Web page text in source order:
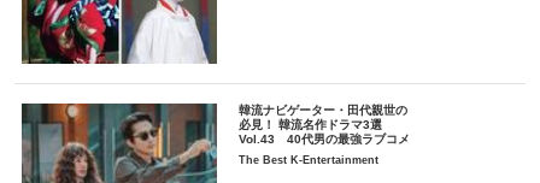
韓流ナビゲーター・田代親世の
必見！ 韓流名作ドラマ3選
Vol.43 40代男の最強ラブコメ
The Best K-Entertainment